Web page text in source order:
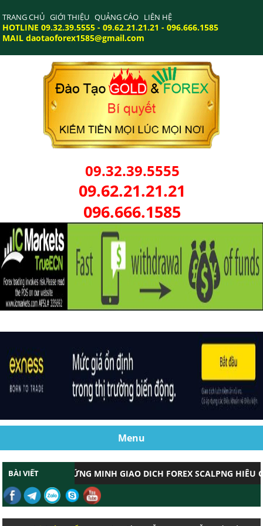
TRANG CHỦ GIỚI THIỆU QUẢNG CÁO LIÊN HỆ
HOTLINE 09.32.39.5555 - 09.62.21.21.21 - 096.666.1585
MAIL daotaoforex1585@gmail.com
09.32.39.5555
09.62.21.21.21
096.666.1585
Menu
BÀI VIẾTCHỨNG MINH GIAO DỊCH FOREX SCALPNG HIỆU QUẢ